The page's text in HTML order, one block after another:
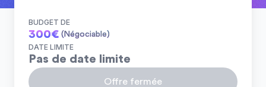
BUDGET DE
300€ (Négociable)
DATE LIMITE
Pas de date limite
Offre fermée